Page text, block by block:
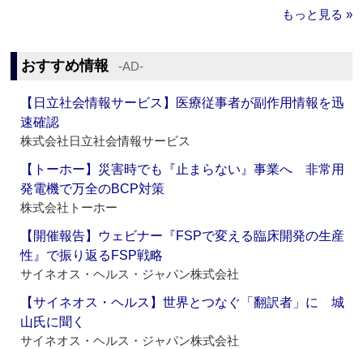
もっと見る »
おすすめ情報 ‐AD‐
【日立社会情報サービス】医療従事者が副作用情報を迅
速確認
株式会社日立社会情報サービス
【トーホー】災害時でも『止まらない』事業へ 非常用
発電機で万全のBCP対策
株式会社トーホー
【開催報告】ウェビナー『FSPで変える臨床開発の生産
性』で振り返るFSP戦略
サイネオス・ヘルス・ジャパン株式会社
【サイネオス・ヘルス】世界とつなぐ「翻訳者」に 城
山氏に聞く
サイネオス・ヘルス・ジャパン株式会社